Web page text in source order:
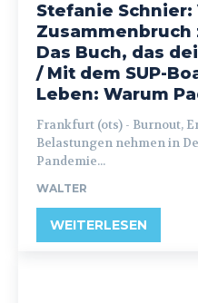
Stefanie Schnier:
Zusammenbruch
Das Buch, das
/ Mit dem SUP-
Leben: Warum
Frankfurt (ots) - Burnout, Erschöpfung und psychische
Belastungen nehmen in
Pandemie...
WALTER
WEITERLESEN